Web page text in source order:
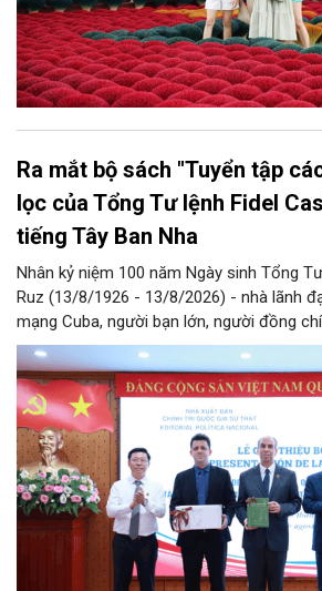
Ra mắt bộ sách "Tuyển tập
lọc của Tổng Tư lệnh Fidel
tiếng Tây Ban Nha
Nhân kỷ niệm 100 năm Ngày sinh Tổng
Ruz (13/8/1926 - 13/8/2026) - nhà lãnh
mạng Cuba, người bạn lớn, người đồng
Đảng, Nhà nước và nhân dân Việt Nam,
Nhà xuất bản Chính trị quốc gia Sự thật
giáo Trung ương tổ chức Lễ giới thiệu bộ
tác phẩm chọn lọc của Tổng Tư lệnh Fidel
tập bằng tiếng Tây Ban Nha.